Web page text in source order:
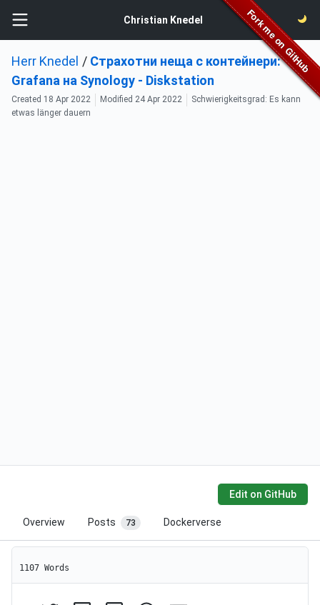
Christian Knedel
Herr Knedel / Страхотни неща с контейнери:
Grafana на Synology - Diskstation
Created 18 Apr 2022 Modified 24 Apr 2022
Schwierigkeitsgrad: Es kann
etwas länger dauern
Edit on GitHub
Overview Posts 73 Dockerverse
1107 Words